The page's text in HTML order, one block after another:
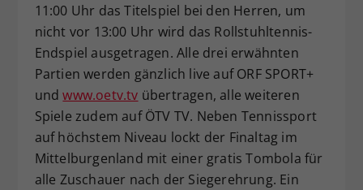
11:00 Uhr das Titelspiel bei den Herren, um
nicht vor 13:00 Uhr wird das Rollstuhltennis-
Endspiel ausgetragen. Alle drei erwähnten
Partien werden gänzlich live auf ORF SPORT+
undwww.oetv.tv übertragen, alle weiteren
Spiele zudem auf ÖTV TV. Neben Tennissport
auf höchstem Niveau lockt der Finaltag im
Mittelburgenland mit einer gratis Tombola für
alle Zuschauer nach der Siegerehrung. Ein